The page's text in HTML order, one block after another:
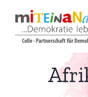
Inhalt
springen